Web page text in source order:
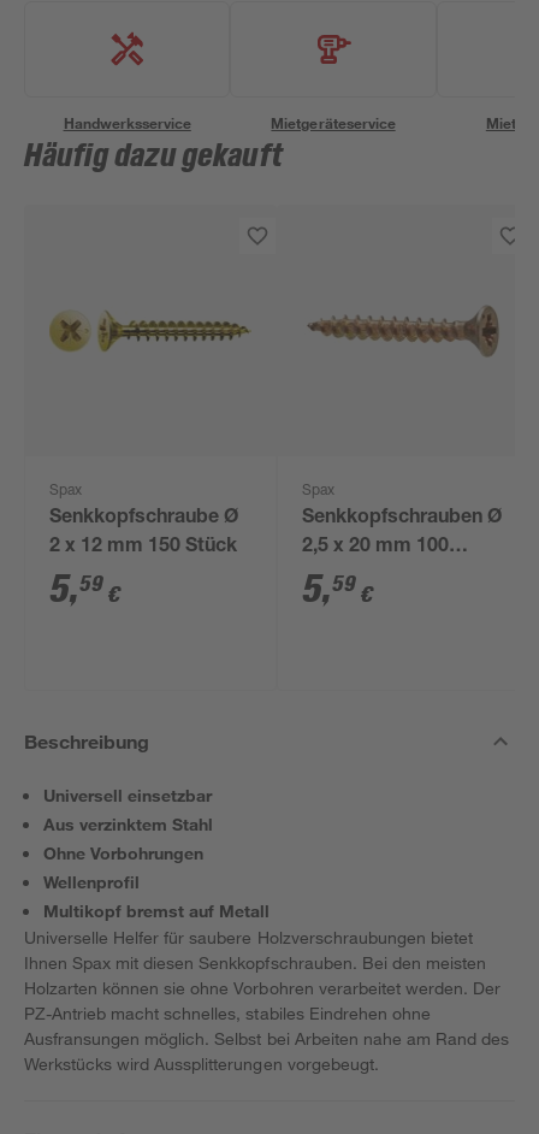
Handwerksservice Mietgeräteservice
Häufig dazu gekauft
Spax
Senkkopfschraube Ø
2 x 12 mm 150 Stück
5,59 €
Spax
Senkkopfschrauben Ø
2,5 x 20 mm 100
Stück
5,59 €
Beschreibung
Universell einsetzbar
Aus verzinktem Stahl
Ohne Vorbohrungen
Wellenprofil
Multikopf bremst auf Metall
Universelle Helfer für saubere Holzverschraubungen bietet
Ihnen Spax mit diesen Senkkopfschrauben. Bei den meisten
Holzarten können sie ohne Vorbohren verarbeitet werden. Der
PZ-Antrieb macht schnelles, stabiles Eindrehen ohne
Ausfransungen möglich. Selbst bei Arbeiten nahe am Rand des
Werkstücks wird Aussplitterungen vorgebeugt.